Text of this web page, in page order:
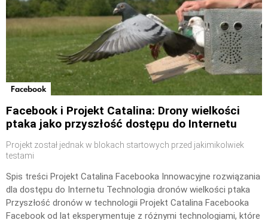
Facebook
Facebook i Projekt Catalina: Drony wielkości
ptaka jako przyszłość dostępu do Internetu
Projekt został jednak w blokach startowych przed jakimikolwiek
testami
Spis treści Projekt Catalina Facebooka Innowacyjne rozwiązania
dla dostępu do Internetu Technologia dronów wielkości ptaka
Przyszłość dronów w technologii Projekt Catalina Facebooka
Facebook od lat eksperymentuje z różnymi technologiami, które